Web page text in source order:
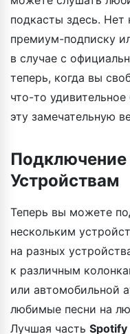
подкасты здесь.
премиум-подписку
в случае с
теперь, когда вы
что-то
эту замечательную
Устройствам
Теперь вы можете
нескольким
на разных
к различным
или автомобильной
любимые песни на
Лучшая часть Spotify